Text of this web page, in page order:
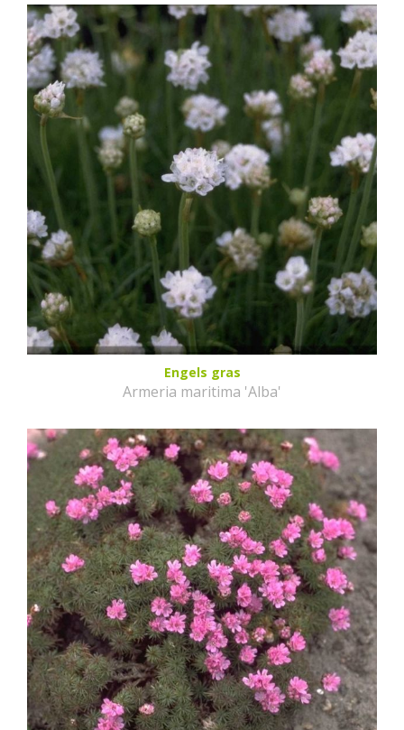
Engels gras
Armeria maritima 'Alba'